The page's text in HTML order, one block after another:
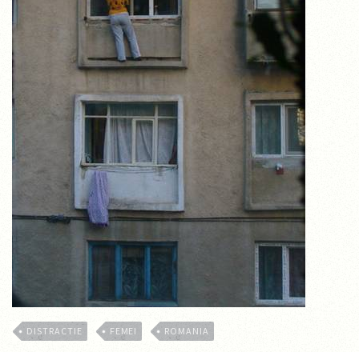
DISTRACTIE FEMEI ROMANIA